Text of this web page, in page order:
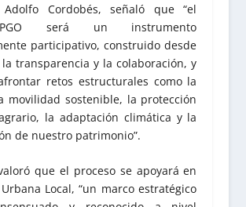
Cordobés, señaló que “el
será un instrumento
participativo, construido desde
transparencia y la colaboración, y
retos estructurales como la
movilidad sostenible, la protección
la adaptación climática y la
de nuestro patrimonio”.
que el proceso se apoyará en
Local, “un marco estratégico